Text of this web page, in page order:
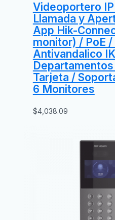
Videoportero
Llamada y
App Hik-
monitor) / PoE
Antivandalico
Tarjeta /
6 Monitores
$4,038.09